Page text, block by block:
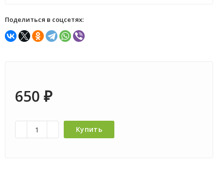
Поделиться в соцсетях:
650 ₽
Купить